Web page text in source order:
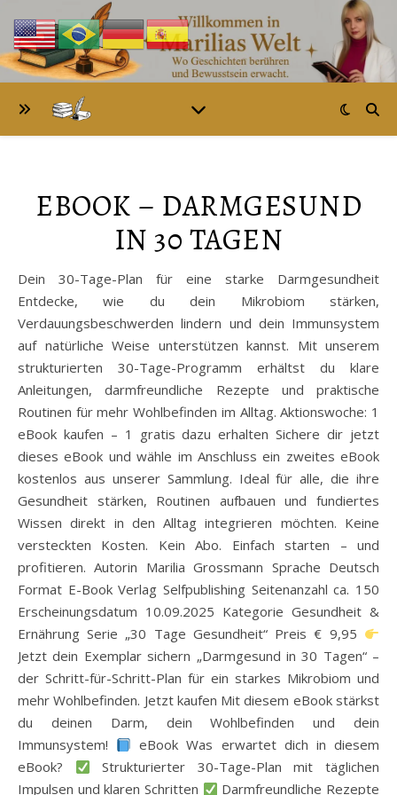
EBOOK – DARMGESUND
IN 30 TAGEN
Dein 30-Tage-Plan für eine starke Darmgesundheit
Entdecke, wie du dein Mikrobiom stärken,
Verdauungsbeschwerden lindern und dein Immunsystem
auf natürliche Weise unterstützen kannst. Mit unserem
strukturierten 30-Tage-Programm erhältst du klare
Anleitungen, darmfreundliche Rezepte und praktische
Routinen für mehr Wohlbefinden im Alltag. Aktionswoche: 1
eBook kaufen – 1 gratis dazu erhalten Sichere dir jetzt
dieses eBook und wähle im Anschluss ein zweites eBook
kostenlos aus unserer Sammlung. Ideal für alle, die ihre
Gesundheit stärken, Routinen aufbauen und fundiertes
Wissen direkt in den Alltag integrieren möchten. Keine
versteckten Kosten. Kein Abo. Einfach starten – und
profitieren. Autorin Marilia Grossmann Sprache Deutsch
Format E-Book Verlag Selfpublishing Seitenanzahl ca. 150
Erscheinungsdatum 10.09.2025 Kategorie Gesundheit &
Ernährung Serie „30 Tage Gesundheit“ Preis € 9,95
Jetzt dein Exemplar sichern „Darmgesund in 30 Tagen“ –
der Schritt-für-Schritt-Plan für ein starkes Mikrobiom und
mehr Wohlbefinden. Jetzt kaufen Mit diesem eBook stärkst
du deinen Darm, dein Wohlbefinden und dein
Immunsystem!
eBook Was erwartet dich in diesem
eBook?
Strukturierter 30-Tage-Plan mit täglichen
Impulsen und klaren Schritten
Darmfreundliche Rezepte